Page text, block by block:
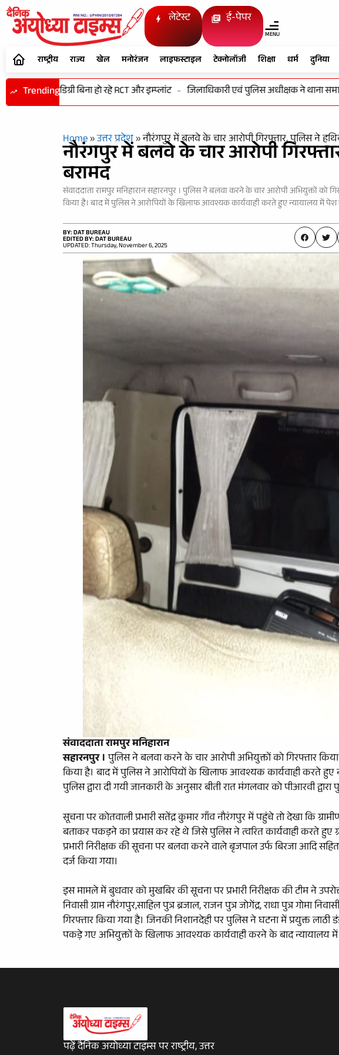
लेटेस्ट ई-पेपर
MENU
राष्ट्रीय राज्य खेल मनोरंजन लाइफस्टाइल टेक्नोलॉजी शिक्षा धर्म दुनिया
Trending
डिग्री बिना हो रहे RCT और इम्प्लांट - जिलाधिकारी एवं पुलिस अधीक्षक ने थाना
Home»उत्तर प्रदेश»नौरंगपुर में बलवे के चार आरोपी गिरफ्तार, पुलिस ने
नौरंगपुर में बलवे के चार आरोपी
बरामद
संवाददाता रामपुर मनिहारान सहारनपुर । पुलिस ने बलवा करने के चार आरोपी अभियुक्तों को
किया है। बाद में पुलिस ने आरोपियों के खिलाफ आवश्यक कार्यवाही करते हुए न्यायालय में पेश
BY: DAT BUREAU
EDITED BY: DAT BUREAU
UPDATED: Thursday, November 6, 2025
संवाददाता रामपुर मनिहारान
सहारनपुर ।पुलिस ने बलवा करने के चार आरोपी अभियुक्तों को गिरफ्तार
किया है। बाद में पुलिस ने आरोपियों के खिलाफ आवश्यक कार्यवाही करते हुए
पुलिस द्वारा दी गयी जानकारी के अनुसार बीती रात मंगलवार को पीआरवी द्वारा
सूचना पर कोतवाली प्रभारी सतेंद्र कुमार गाँव नौरंगपुर में पहुंचे तो देखा कि
बताकर पकड़ने का प्रयास कर रहे थे जिसे पुलिस ने त्वरित कार्यवाही करते हुए
प्रभारी निरीक्षक की सूचना पर बलवा करने वाले बृजपाल उर्फ बिरजा आदि
दर्ज किया गया।
इस मामले में बुधवार को मुखबिर की सूचना पर प्रभारी निरीक्षक की टीम ने
निवासी ग्राम नौरंगपुर,साहिल पुत्र ब्रजाल, राजन पुत्र जोगेंद्र, राधा पुत्र गोमा
गिरफ्तार किया गया है। जिनकी निशानदेही पर पुलिस ने घटना में प्रयुक्त
पकड़े गए अभियुक्तों के खिलाफ आवश्यक कार्यवाही करने के बाद न्यायालय
पढ़ें दैनिक अयोध्या टाइम्स पर राष्ट्रीय, उत्तर